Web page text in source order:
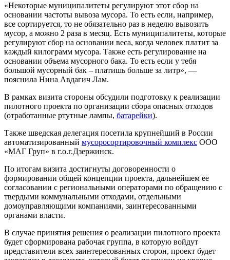
«Некоторые муниципалитеты регулируют этот сбор на
основании частоты вывоза мусора. То есть если, например,
все сортируется, то не обязательно раз в неделю вывозить
мусор, а можно 2 раза в месяц. Есть муниципалитеты, которые
регулируют сбор на основании веса, когда человек платит за
каждый килограмм мусора. Также есть регулирование на
основании объема мусорного бака. То есть если у тебя
большой мусорный бак – платишь больше за литр», —
пояснила Нина Авдагич Лам.
В рамках визита стороны обсудили подготовку к реализации
пилотного проекта по организации сбора опасных отходов
(отработанные ртутные лампы, батарейки).
Также шведская делегация посетила крупнейший в России
автоматизированный мусоросортировочный комплекс ООО
«МАГ Груп» в г.о.г.Дзержинск.
По итогам визита достигнуты договоренности о
формировании общей концепции проекта, дальнейшем ее
согласовании с региональными операторами по обращению с
твердыми коммунальными отходами, отдельными
домоуправляющими компаниями, заинтересованными
органами власти.
В случае принятия решения о реализации пилотного проекта
будет сформирована рабочая группа, в которую войдут
представители всех заинтересованных сторон, проект будет